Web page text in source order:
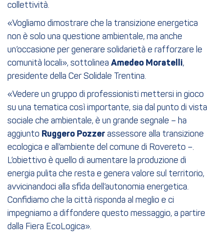
collettività.
«Vogliamo dimostrare che la transizione energetica
non è solo una questione ambientale, ma anche
un’occasione per generare solidarietà e rafforzare le
comunità locali», sottolinea Amedeo Moratelli,
presidente della Cer Solidale Trentina.
«Vedere un gruppo di professionisti mettersi in gioco
su una tematica così importante, sia dal punto di vista
sociale che ambientale, è un grande segnale – ha
aggiunto Ruggero Pozzer assessore alla transizione
ecologica e all’ambiente del comune di Rovereto –.
L’obiettivo è quello di aumentare la produzione di
energia pulita che resta e genera valore sul territorio,
avvicinandoci alla sfida dell’autonomia energetica.
Confidiamo che la città risponda al meglio e ci
impegniamo a diffondere questo messaggio, a partire
dalla Fiera EcoLogica».